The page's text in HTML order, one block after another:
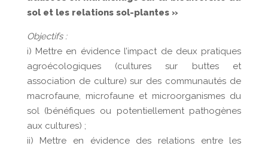
sol et les relations sol-plantes »
Objectifs :
i) Mettre en évidence l’impact de deux pratiques
agroécologiques (cultures sur buttes et
association de culture) sur des communautés de
macrofaune, microfaune et microorganismes du
sol (bénéfiques ou potentiellement pathogènes
aux cultures) ;
ii) Mettre en évidence des relations entre les